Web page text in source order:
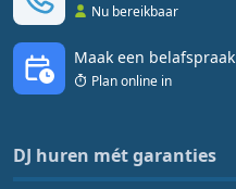
Nu bereikbaar
Maak een belafspraak
Plan online in
DJ huren mét garanties